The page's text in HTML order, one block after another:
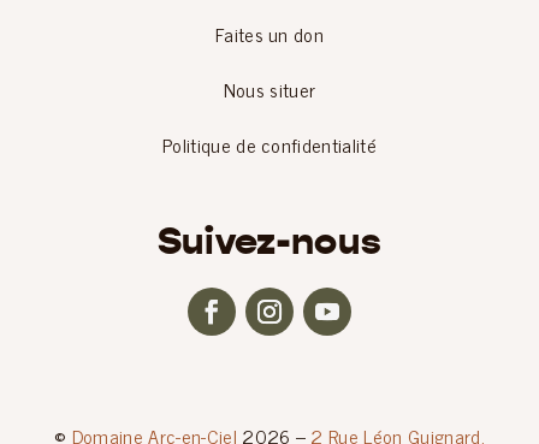
Faites un don
Nous situer
Politique de confidentialité
Suivez-nous
© Domaine Arc-en-Ciel 2026 –2 Rue Léon Guignard,